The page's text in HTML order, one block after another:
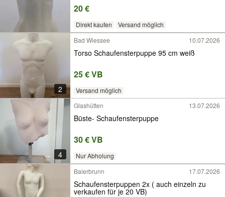
20 €
Direkt kaufen Versand möglich
2
Bad Wiessee 10.07.2026
Torso Schaufensterpuppe 95 cm weiß
25 € VB
Versand möglich
4
Glashütten 13.07.2026
Büste- Schaufensterpuppe
30 € VB
Nur Abholung
Baierbrunn 17.07.2026
Schaufensterpuppen 2x ( auch einzeln zu
verkaufen für je 20 VB)